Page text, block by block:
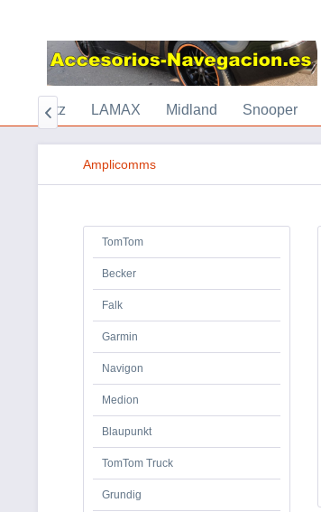
Xblitz LAMAX Midland Snooper

Amplicomms
TomTom
Becker
Falk
Garmin
Navigon
Medion
Blaupunkt
TomTom Truck
Grundig